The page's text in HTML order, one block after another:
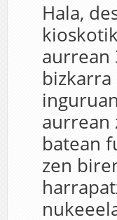
Hala,
aurrean
aurrean
batean
zen